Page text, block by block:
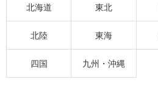
北海道 東北
北陸 東海
四国 九州・沖縄